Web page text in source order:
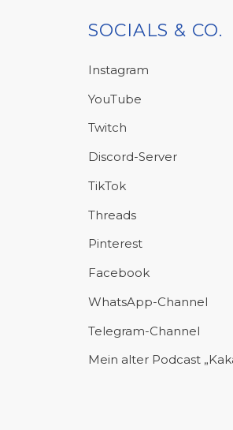
SOCIALS & CO.
Instagram
YouTube
Twitch
Discord-Server
TikTok
Threads
Pinterest
Facebook
WhatsApp-Channel
Telegram-Channel
Mein alter Podcast